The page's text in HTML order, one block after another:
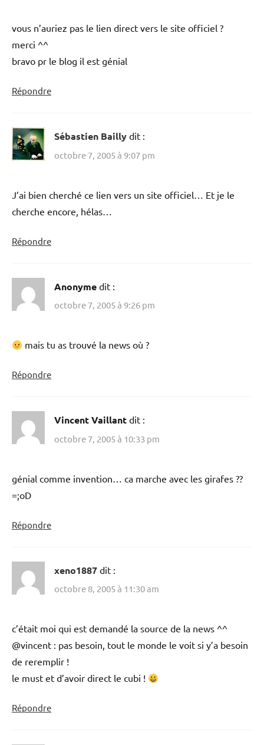
vous n’auriez pas le lien direct vers le site officiel ?
merci ^^
bravo pr le blog il est génial
Répondre
Sébastien Bailly dit :
octobre 7, 2005 à 9:07 pm
J’ai bien cherché ce lien vers un site officiel… Et je le
cherche encore, hélas…
Répondre
Anonyme dit :
octobre 7, 2005 à 9:26 pm
mais tu as trouvé la news où ?
Répondre
Vincent Vaillant dit :
octobre 7, 2005 à 10:33 pm
génial comme invention… ca marche avec les girafes ??
=;oD
Répondre
xeno1887 dit :
octobre 8, 2005 à 11:30 am
c’était moi qui est demandé la source de la news ^^
@vincent : pas besoin, tout le monde le voit si y’a besoin
de reremplir !
le must et d’avoir direct le cubi !
Répondre